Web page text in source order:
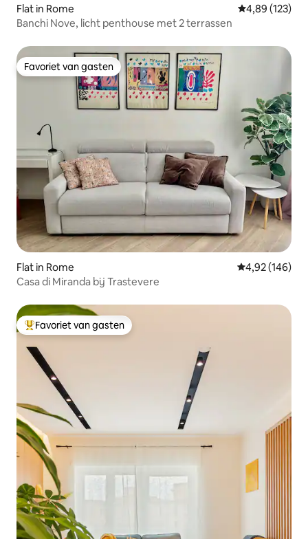
Flat in Rome Gemiddelde
4,89 (123)
Banchi Nove, licht penthouse met 2 terrassen
Favoriet van gasten
Favoriet van gasten
Flat in Rome Gemiddelde
4,92 (146)
Casa di Miranda bij Trastevere
Topfavoriet van gasten
Favoriet van gasten